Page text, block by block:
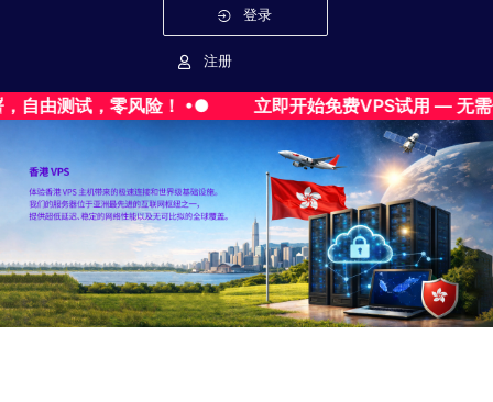
登录
注册
测试，零风险！ •● 立即开始免费VPS试用 — 无需信用